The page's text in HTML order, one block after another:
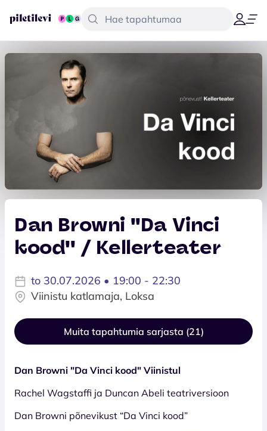
Dan Browni ''Da Vinci
kood'' / Kellerteater
to 30.07.2026 • 19:00 - 22:30
Viinistu katlamaja, Loksa
Muita tapahtumia sarjasta (21)
Dan Browni "Da Vinci kood" Viinistul
Rachel Wagstaffi ja Duncan Abeli teatriversioon
Dan Browni põnevikust “Da Vinci kood”